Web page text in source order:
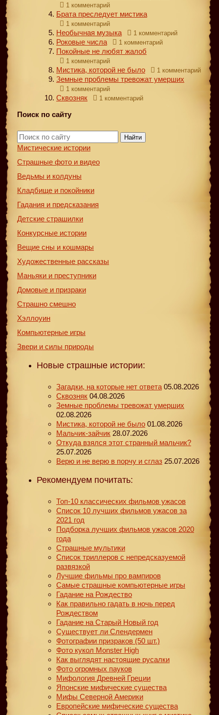
1 комментарий
Брата преследует мистика
1 комментарий
Необычная музыка 1 комментарий
Роковые числа 1 комментарий
Покойные не любят жалоб
1 комментарий
Мистика, которой не было 1 комментарий
Земные проблемы тревожат умерших
1 комментарий
Сквозняк 1 комментарий
Поиск по сайту
Найти
Мистические истории
Страшные фото и видео
Ведьмы и колдуны
Кладбище и покойники
Гадания и предсказания
Детские страшилки
Конкурсные истории
Вещие сны и кошмары
Художественные рассказы
Маньяки и преступники
Домовые и призраки
Страшно смешно
Хэллоуин
Компьютерные игры
Звери и силы природы
Новые страшные истории:
Загадки, на которые нет ответа 05.08.2026
Сквозняк 04.08.2026
Земные проблемы тревожат умерших
02.08.2026
Мистика, которой не было 01.08.2026
Мальчик-зайчик 28.07.2026
Откуда взялся этот странный мальчик?
25.07.2026
Верю и не верю в порчу и сглаз 25.07.2026
Рекомендуем почитать:
Топ-10 классических фильмов ужасов
Список 10 лучших фильмов ужасов за
2021 год
Подборка лучших фильмов ужасов 2020
года
Страшные мультики
Список триллеров с непредсказуемой
развязкой
Лучшие фильмы про вампиров
Самые страшные компьютерные игры
Гадание на Рождество
Как правильно гадать в ночь перед
Рождеством
Гадание на Старый Новый год
Существует ли Слендермен
Фотографии призраков (50 шт.)
Фото кукол Monster High
Как выглядят настоящие русалки
Фото огромных пауков
Мифология Древней Греции
Японские мифические существа
Мифы Северной Америки
Европейские мифические существа